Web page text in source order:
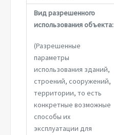
Вид разрешенного
использования объекта:
(Разрешенные
параметры
использования зданий,
строений, сооружений,
территории, то есть
конкретные возможные
способы их
эксплуатации для